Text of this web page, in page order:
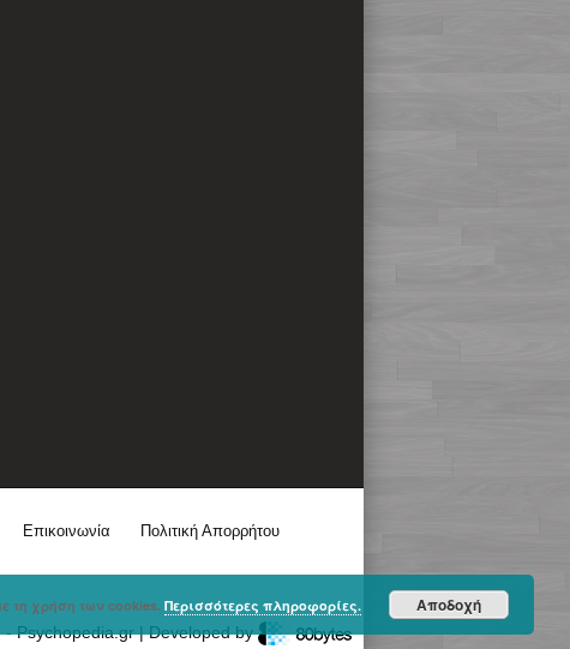
Επικοινωνία Πολιτική Απορρήτου
Psychopedia.gr | Developed by
τη χρήση των cookies. Περισσότερες πληροφορίες. Αποδοχή